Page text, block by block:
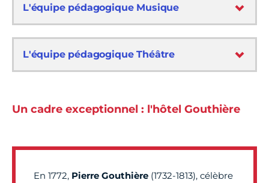
L'équipe pédagogique Musique
L'équipe pédagogique Théâtre
Un cadre exceptionnel : l'hôtel Gouthière
En 1772, Pierre Gouthière (1732-1813), célèbre